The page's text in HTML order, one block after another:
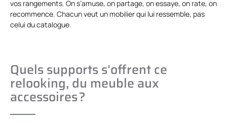
vos rangements. On s’amuse, on partage, on essaye, on rate, on
recommence. Chacun veut un mobilier qui lui ressemble, pas
celui du catalogue.
Quels supports s’offrent ce
relooking, du meuble aux
accessoires ?